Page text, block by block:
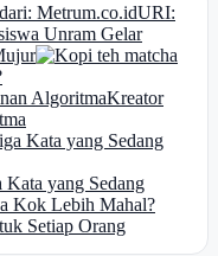
URI:
Unram Gelar
Kreator
yang Sedang
Kok Lebih Mahal?
Setiap Orang